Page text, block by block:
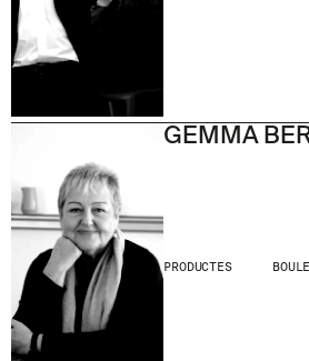
GEMMA
PRODUCTES